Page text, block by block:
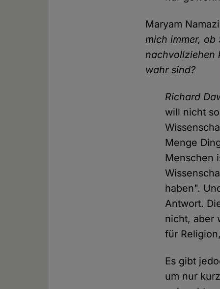
Maryam
mich immer, ob
nachvollziehen
wahr sind?
Richard
will nicht
Menge
Menschen
haben".
Antwort.
nicht, aber
für
Es gibt
um nur